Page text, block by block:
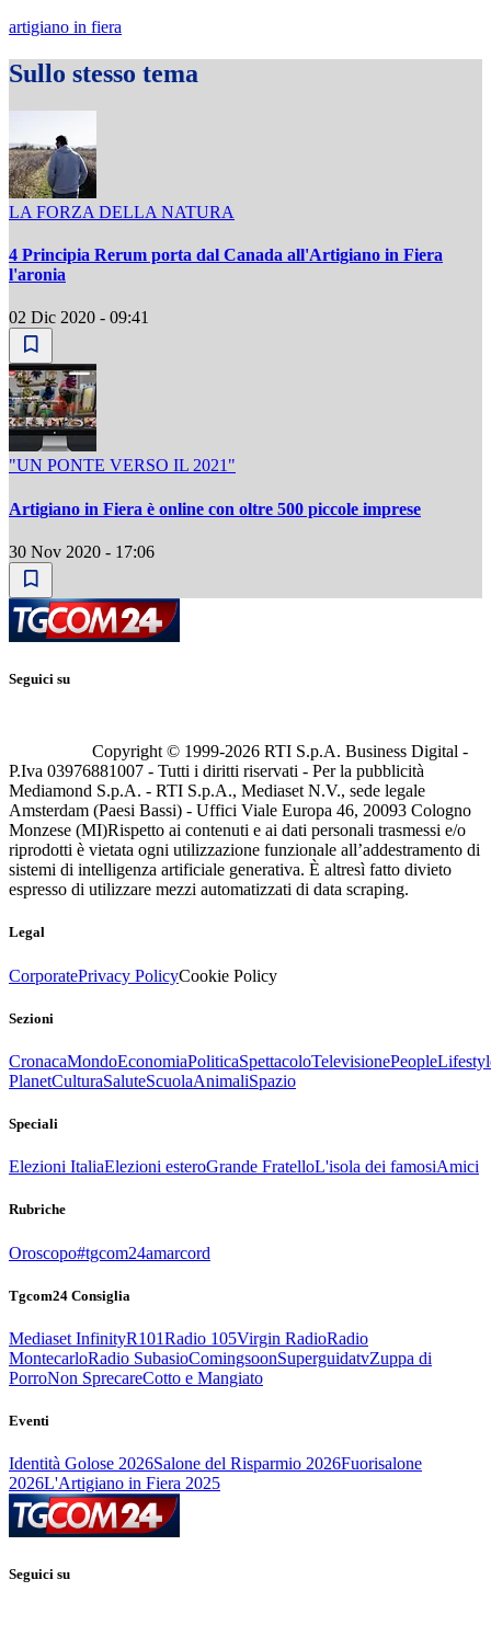
artigiano in fiera
Sullo stesso tema
LA FORZA DELLA NATURA
4 Principia Rerum porta dal Canada all'Artigiano in Fiera
l'aronia
02 Dic 2020 - 09:41
"UN PONTE VERSO IL 2021"
Artigiano in Fiera è online con oltre 500 piccole imprese
30 Nov 2020 - 17:06
Seguici su
Copyright © 1999-2026 RTI S.p.A. Business Digital -
P.Iva 03976881007 - Tutti i diritti riservati - Per la pubblicità
Mediamond S.p.A. - RTI S.p.A., Mediaset N.V., sede legale
Amsterdam (Paesi Bassi) - Uffici Viale Europa 46, 20093 Cologno
Monzese (MI)Rispetto ai contenuti e ai dati personali trasmessi e/o
riprodotti è vietata ogni utilizzazione funzionale all’addestramento di
sistemi di intelligenza artificiale generativa. È altresì fatto divieto
espresso di utilizzare mezzi automatizzati di data scraping.
Legal
CorporatePrivacy PolicyCookie Policy
Sezioni
CronacaMondoEconomiaPoliticaSpettacoloTelevisionePeople
PlanetCulturaSaluteScuolaAnimaliSpazio
Speciali
Elezioni ItaliaElezioni esteroGrande FratelloL'isola dei famosiAmici
Rubriche
Oroscopo#tgcom24amarcord
Tgcom24 Consiglia
Mediaset InfinityR101Radio 105Virgin RadioRadio
MontecarloRadio SubasioComingsoonSuperguidatvZuppa di
PorroNon SprecareCotto e Mangiato
Eventi
Identità Golose 2026Salone del Risparmio 2026Fuorisalone
2026L'Artigiano in Fiera 2025
Seguici su